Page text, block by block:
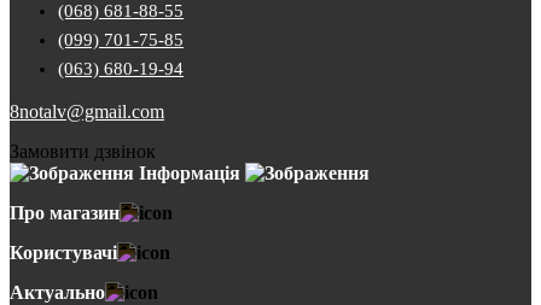
(068) 681-88-55
(099) 701-75-85
(063) 680-19-94
8notalv@gmail.com
Замовити дзвінок
Інформація
Про магазин
Користувачі
Актуально